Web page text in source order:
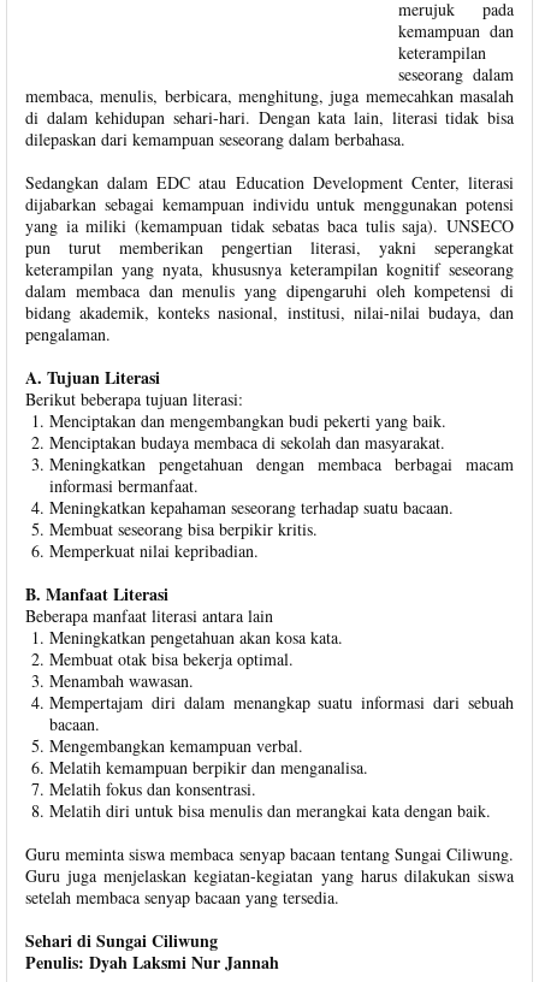
merujuk pada
kemampuan dan
keterampilan
seseorang dalam
membaca, menulis, berbicara, menghitung, juga memecahkan masalah
di dalam kehidupan sehari-hari. Dengan kata lain, literasi tidak bisa
dilepaskan dari kemampuan seseorang dalam berbahasa.
Sedangkan dalam EDC atau Education Development Center, literasi
dijabarkan sebagai kemampuan individu untuk menggunakan potensi
yang ia miliki (kemampuan tidak sebatas baca tulis saja). UNSECO
pun turut memberikan pengertian literasi, yakni seperangkat
keterampilan yang nyata, khususnya keterampilan kognitif seseorang
dalam membaca dan menulis yang dipengaruhi oleh kompetensi di
bidang akademik, konteks nasional, institusi, nilai-nilai budaya, dan
pengalaman.
A. Tujuan Literasi
Berikut beberapa tujuan literasi:
Menciptakan dan mengembangkan budi pekerti yang baik.
Menciptakan budaya membaca di sekolah dan masyarakat.
Meningkatkan pengetahuan dengan membaca berbagai macam
informasi bermanfaat.
Meningkatkan kepahaman seseorang terhadap suatu bacaan.
Membuat seseorang bisa berpikir kritis.
Memperkuat nilai kepribadian.
B. Manfaat Literasi
Beberapa manfaat literasi antara lain
Meningkatkan pengetahuan akan kosa kata.
Membuat otak bisa bekerja optimal.
Menambah wawasan.
Mempertajam diri dalam menangkap suatu informasi dari sebuah
bacaan.
Mengembangkan kemampuan verbal.
Melatih kemampuan berpikir dan menganalisa.
Melatih fokus dan konsentrasi.
Melatih diri untuk bisa menulis dan merangkai kata dengan baik.
Guru meminta siswa membaca senyap bacaan tentang Sungai Ciliwung.
Guru juga menjelaskan kegiatan-kegiatan yang harus dilakukan siswa
setelah membaca senyap bacaan yang tersedia.
Sehari di Sungai Ciliwung
Penulis: Dyah Laksmi Nur Jannah